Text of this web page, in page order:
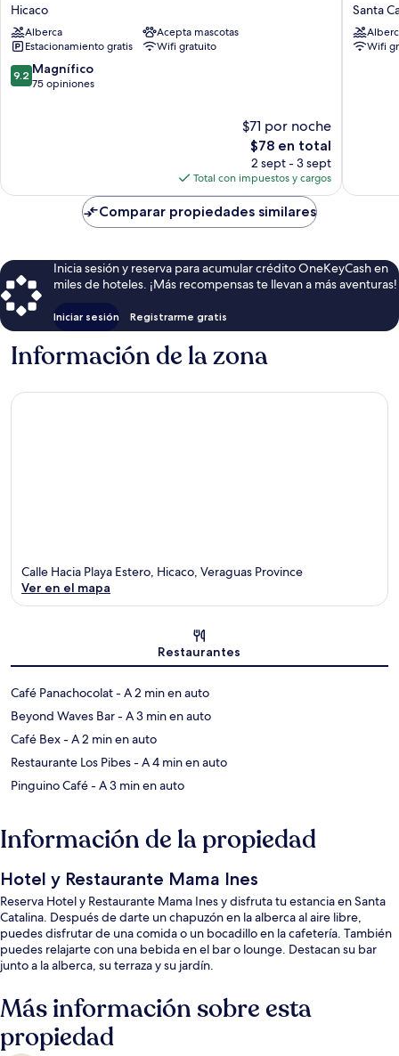
Catalina
Hicaco
Hicaco
Alberca
Acepta mascotas
Estacionamiento gratis
Wifi gratuito
9.2
de
9.2 Magnífico
75 opiniones
$71 por noche
El
precio
actual
es
de
$78
$78 en total
2 sept - 3 sept
Total con impuestos y cargos
Santa
Catalina
Santa
Wifi
Comparar propiedades similares
Inicia sesión y reserva para acumular crédito OneKeyCash en
miles de hoteles. ¡Más recompensas te llevan a más aventuras!
Iniciar sesión Registrarme gratis
Información de la zona
Sección del mapa
Calle Hacia Playa Estero, Hicaco, Veraguas Province
Ver en el mapa
Restaurantes
‪Café Panachocolat - ‬A 2 min en auto
‪Beyond Waves Bar - ‬A 3 min en auto
‪Café Bex - ‬A 2 min en auto
‪Restaurante Los Pibes - ‬A 4 min en auto
‪Pinguino Café - ‬A 3 min en auto
Información de la propiedad
Hotel y Restaurante Mama Ines
Reserva Hotel y Restaurante Mama Ines y disfruta tu estancia en Santa
Catalina. Después de darte un chapuzón en la alberca al aire libre,
puedes disfrutar de una comida o un bocadillo en la cafetería. También
puedes relajarte con una bebida en el bar o lounge. Destacan su bar
junto a la alberca, su terraza y su jardín.
Más información sobre esta
propiedad